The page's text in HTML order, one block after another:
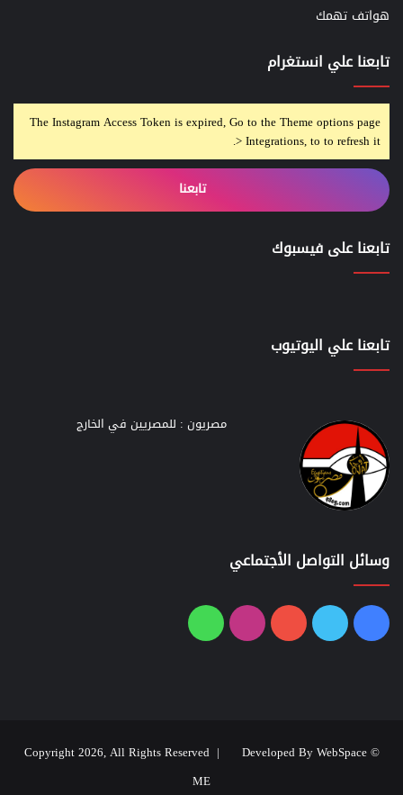
هواتف تهمك
تابعنا علي انستغرام
The Instagram Access Token is expired, Go to the Theme options page
> Integrations, to to refresh it.
تابعنا
تابعنا على فيسبوك
تابعنا علي اليوتيوب
مصريون : للمصريين في الخارج
وسائل التواصل الأجتماعي
فيسبوك
تويتر يوتيوبانستقرامواتساب
© Copyright 2026, All Rights Reserved |
Developed By WebSpace
ME